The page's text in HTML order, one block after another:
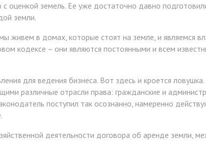
оценкой земель. Ее уже достаточно давно
земли.
в домах, которые стоят на земле, и являемся
кодексе – они являются постоянными и всем
для ведения бизнеса. Вот здесь и кроется
различные отрасли права: гражданские и
поступил так осознанно, намеренно
деятельности договора об аренде земли,